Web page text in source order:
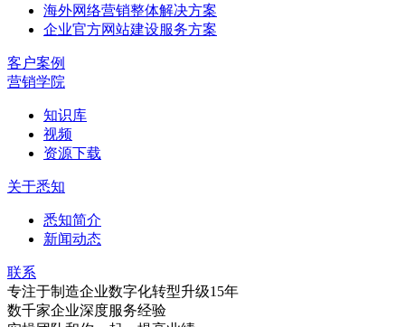
海外网络营销整体解决方案
企业官方网站建设服务方案
客户案例
营销学院
知识库
视频
资源下载
关于悉知
悉知简介
新闻动态
联系
专注于制造企业数字化转型升级15年
数千家企业深度服务经验